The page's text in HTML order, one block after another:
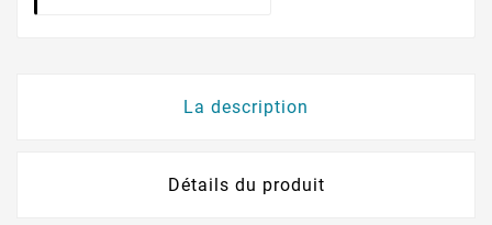
La description
Détails du produit